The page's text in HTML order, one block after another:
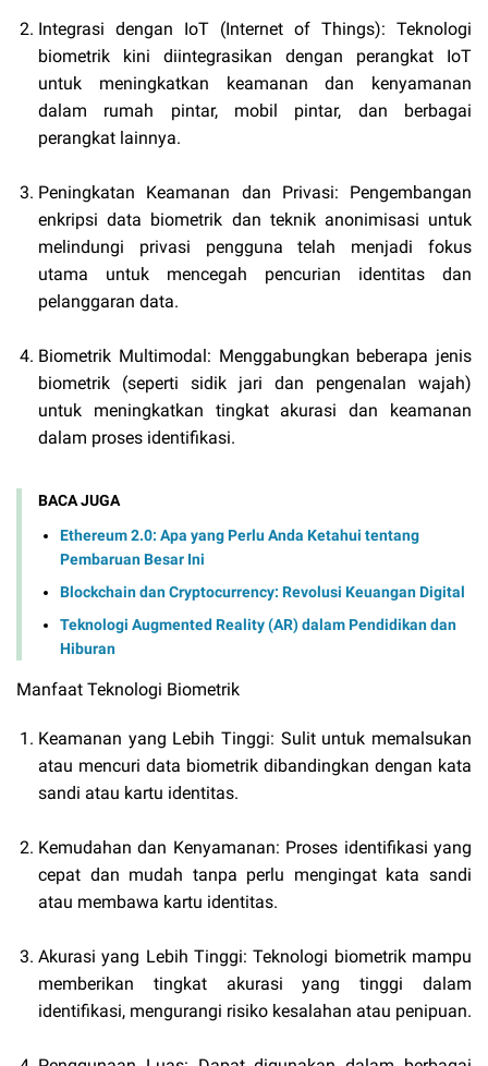
Integrasi dengan IoT (Internet of Things): Teknologi
biometrik kini diintegrasikan dengan perangkat IoT
untuk meningkatkan keamanan dan kenyamanan
dalam rumah pintar, mobil pintar, dan berbagai
perangkat lainnya.
Peningkatan Keamanan dan Privasi: Pengembangan
enkripsi data biometrik dan teknik anonimisasi untuk
melindungi privasi pengguna telah menjadi fokus
utama untuk mencegah pencurian identitas dan
pelanggaran data.
Biometrik Multimodal: Menggabungkan beberapa jenis
biometrik (seperti sidik jari dan pengenalan wajah)
untuk meningkatkan tingkat akurasi dan keamanan
dalam proses identifikasi.
BACA JUGA
Ethereum 2.0: Apa yang Perlu Anda Ketahui tentang
Pembaruan Besar Ini
Blockchain dan Cryptocurrency: Revolusi Keuangan Digital
Teknologi Augmented Reality (AR) dalam Pendidikan dan
Hiburan
Manfaat Teknologi Biometrik
Keamanan yang Lebih Tinggi: Sulit untuk memalsukan
atau mencuri data biometrik dibandingkan dengan kata
sandi atau kartu identitas.
Kemudahan dan Kenyamanan: Proses identifikasi yang
cepat dan mudah tanpa perlu mengingat kata sandi
atau membawa kartu identitas.
Akurasi yang Lebih Tinggi: Teknologi biometrik mampu
memberikan tingkat akurasi yang tinggi dalam
identifikasi, mengurangi risiko kesalahan atau penipuan.